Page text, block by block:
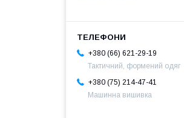
+380 (66) 621-29-19
Тактичний, формений одяг
+380 (75) 214-47-41
Машинна вишивка